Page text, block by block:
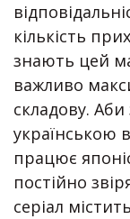
кількість
знають цей
важливо
складову.
українською
працює
постійно
серіал